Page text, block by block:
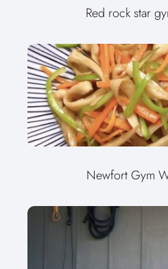
Red rock star
Newfort Gym